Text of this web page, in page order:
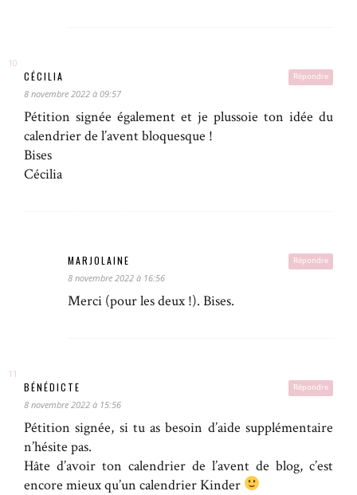
Répondre
CÉCILIA
8 novembre 2022 à 09:57
Pétition signée également et je plussoie ton idée du
calendrier de l’avent bloquesque !
Bises
Cécilia
Répondre
MARJOLAINE
8 novembre 2022 à 16:56
Merci (pour les deux !). Bises.
Répondre
BÉNÉDICTE
8 novembre 2022 à 15:56
Pétition signée, si tu as besoin d’aide supplémentaire
n’hésite pas.
Hâte d’avoir ton calendrier de l’avent de blog, c’est
encore mieux qu’un calendrier Kinder